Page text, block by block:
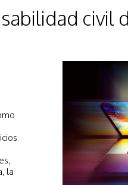
civil
la